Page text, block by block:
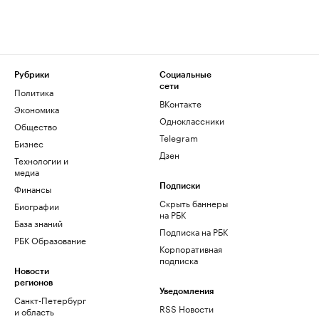
Рубрики
Политика
Экономика
Общество
Бизнес
Технологии и
медиа
Финансы
Биографии
База знаний
РБК Образование
Новости
регионов
Санкт-Петербург
и область
Социальные
сети
ВКонтакте
Одноклассники
Telegram
Дзен
Подписки
Скрыть баннеры
на РБК
Подписка на РБК
Корпоративная
подписка
Уведомления
RSS Новости